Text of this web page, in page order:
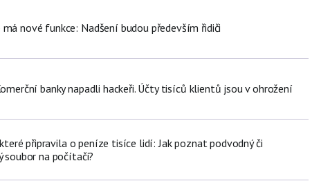
má nové funkce: Nadšení budou především řidiči
banky napadli hackeři. Účty tisíců klientů jsou v ohrožení
připravila o peníze tisíce lidí: Jak poznat podvodný či
soubor na počítači?